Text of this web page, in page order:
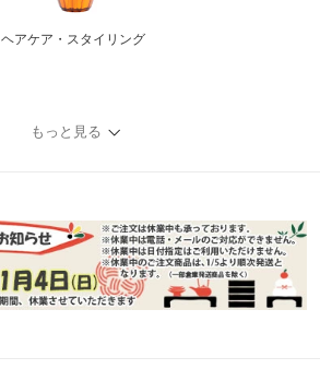
ヘアケア・スタイリング
もっと見る